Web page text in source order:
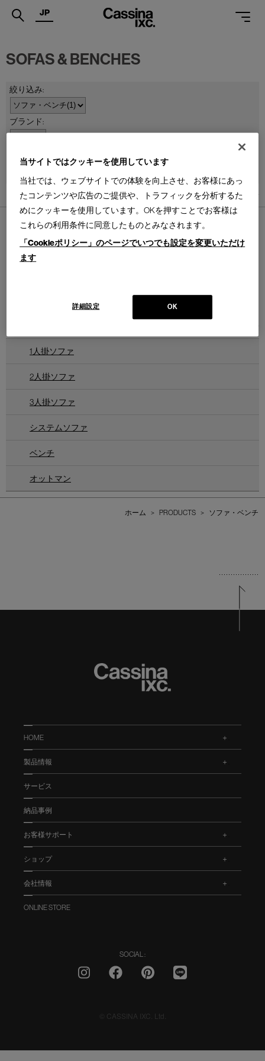
.
SERVICES
PROJECTS
SUPPORT
SHOPS
CATALOGUES
PROFESSIONAL
JP
SOFAS & BENCHES
1件あります
件あります
1人掛ソファ
2人掛ソファ
3人掛ソファ
システムソファ
ベンチ
オットマン
ホーム > PRODUCTS > ソファ・ベンチ
HOME
製品情報
サービス
納品事例
お客様サポート
ショップ
会社情報
ONLINE STORE
SOCIAL :
© CASSINA IXC. Ltd.
当サイトではクッキーを使用しています
当社では、ウェブサイトでの体験を向上させ、お客様にあっ
たコンテンツや広告のご提供や、トラフィックを分析するた
めにクッキーを使用しています。OKを押すことでお客様は
これらの利用条件に同意したものとみなされます。
「Cookieポリシー」のページでいつでも設定を変更いただけ
ます
OK
詳細設定